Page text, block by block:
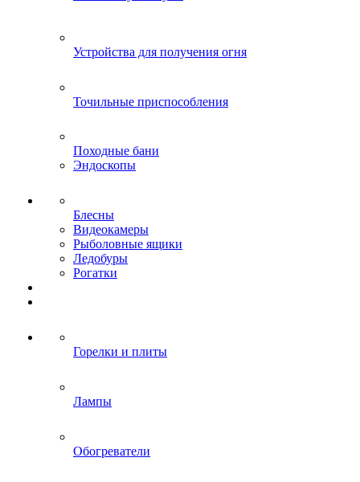
Устройства для получения огня
Точильные приспособления
Походные бани
Эндоскопы
Блесны
Видеокамеры
Рыболовные ящики
Ледобуры
Рогатки
Горелки и плиты
Лампы
Обогреватели